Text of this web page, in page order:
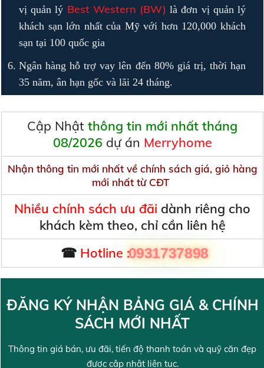
vị quản lý Best Western (BW) là đơn vị quản lý
khách sạn lớn nhất của Mỹ với hơn 120,000 khách
sạn tại 100 quốc gia
Ngân hàng hỗ trợ vay lên đến 80% giá trị, thời hạn
35 năm, ân hạn gốc và lãi 24 tháng.
Cập Nhật thông tin mới nhất tháng
08/2026 dự án Merryhome
Nhận thông tin mới nhất về chính sách giá, giỏ hàng
mới nhất từ CĐT
Nhiều chính sách ưu đãi dành riêng cho
khách kèm theo, chỉ cần liên hệ
☎ Hotline :0931737898
ĐĂNG KÝ NHẬN BẢNG GIÁ & CHÍNH
SÁCH MỚI NHẤT
Thông tin giá bán, ưu đãi, tiến độ thanh toán và quỹ căn đẹp
được cập nhật liên tục.